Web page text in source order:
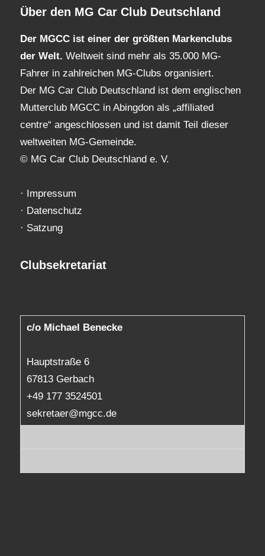
Über den MG Car Club Deutschland
Der MGCC ist einer der größten Markenclubs
der Welt. Weltweit sind mehr als 35.000 MG-
Fahrer in zahlreichen MG-Clubs organisiert.
Der MG Car Club Deutschland ist dem englischen
Mutterclub MGCC in Abingdon als „affiliated
centre“ angeschlossen und ist damit Teil dieser
weltweiten MG-Gemeinde.
© MG Car Club Deutschland e. V.
· Impressum
· Datenschutz
· Satzung
Clubsekretariat
c/o Michael Benecke
Hauptstraße 6
67813 Gerbach
+49 177 3524501
sekretaer@mgcc.de